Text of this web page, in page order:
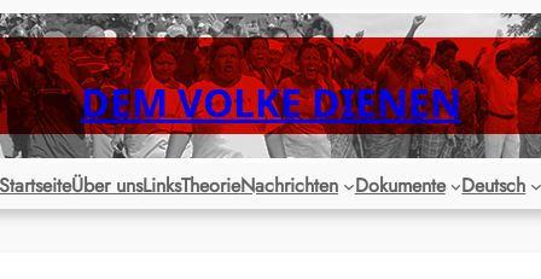
DEM VOLKE DIENEN
StartseiteÜber unsLinksTheorieNachrichten Dokumente Deutsch